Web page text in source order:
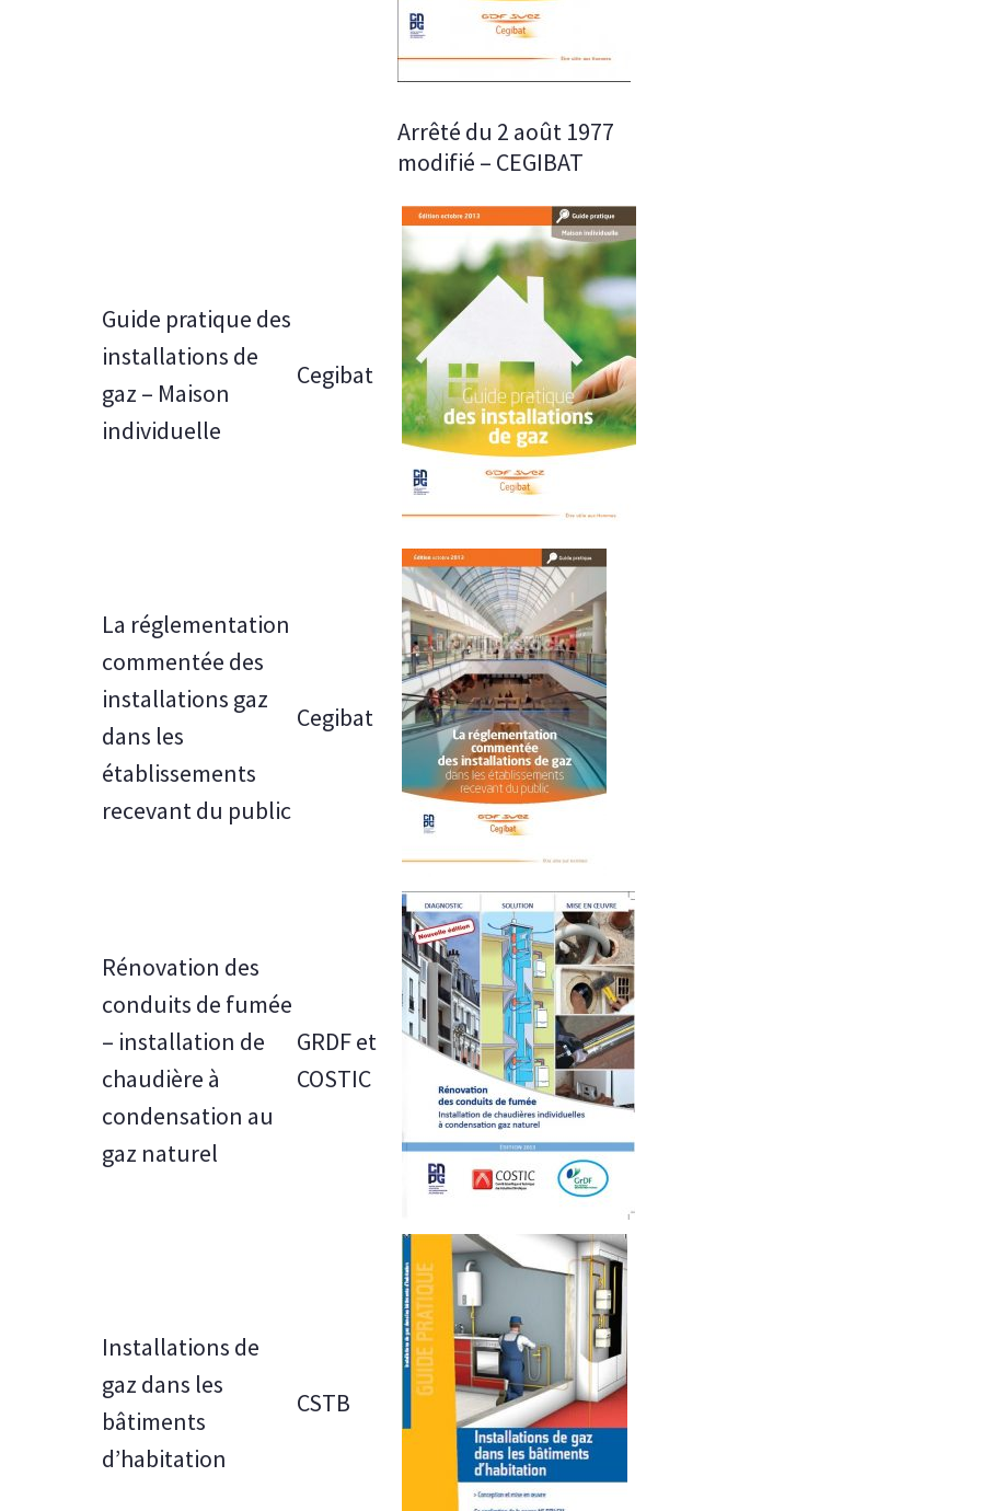
Arrêté du 2 août 1977
modifié – CEGIBAT
Guide pratique des
installations de
gaz – Maison
individuelle
Cegibat
La réglementation
commentée des
installations gaz
dans les
établissements
recevant du public
Cegibat
Rénovation des
conduits de fumée
– installation de
chaudière à
condensation au
gaz naturel
GRDF et
COSTIC
Installations de
gaz dans les
bâtiments
d’habitation
CSTB